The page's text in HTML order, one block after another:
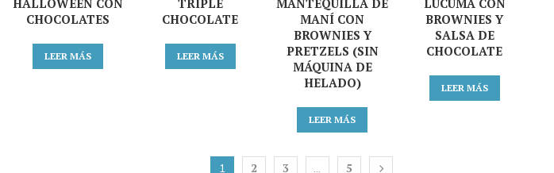
HALLOWEEN CON
CHOCOLATES
LEER MÁS
TRIPLE
CHOCOLATE
LEER MÁS
MANTEQUILLA DE
MANÍ CON
BROWNIES Y
PRETZELS (SIN
MÁQUINA DE
HELADO)
LEER MÁS
LÚCUMA CON
BROWNIES Y
SALSA DE
CHOCOLATE
LEER MÁS
1 2 3 … 5